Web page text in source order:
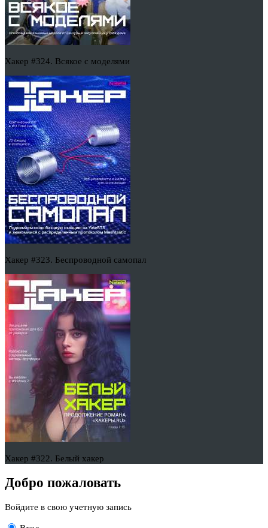
Хакер #324. Всякое с моделями
Хакер #323. Беспроводной самопал
Хакер #322. Белый хакер
Добро пожаловать
Войдите в свою учетную запись